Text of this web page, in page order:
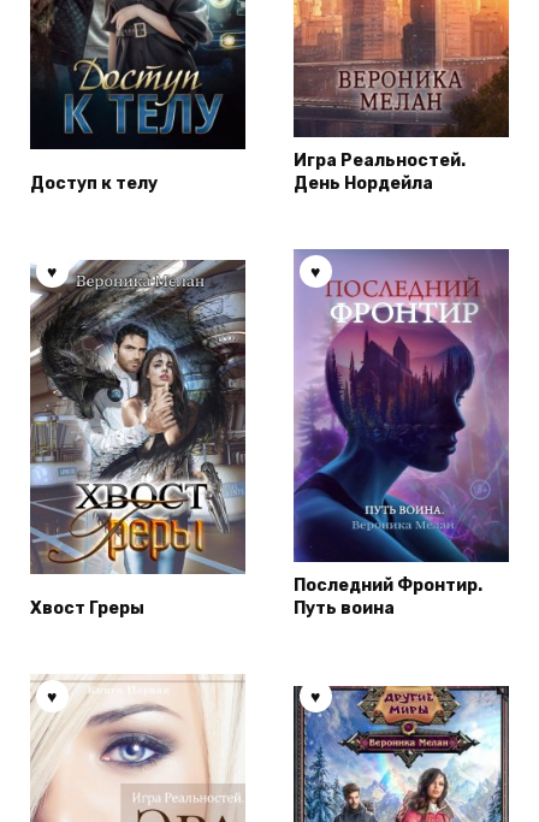
Доступ к телу
Игра Реальностей.
День Нордейла
Хвост Греры
Последний Фронтир.
Путь воина